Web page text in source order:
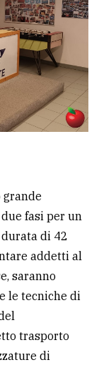
grande
fasi per un
di 42
addetti al
saranno
le tecniche di
trasporto
di